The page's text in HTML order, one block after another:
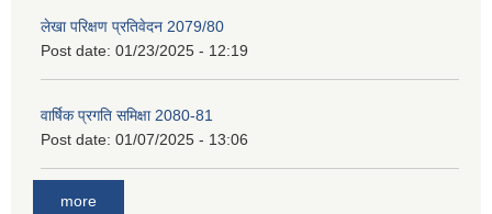
लेखा परिक्षण प्रतिवेदन 2079/80
Post date: 01/23/2025 - 12:19
वार्षिक प्रगति समिक्षा 2080-81
Post date: 01/07/2025 - 13:06
more